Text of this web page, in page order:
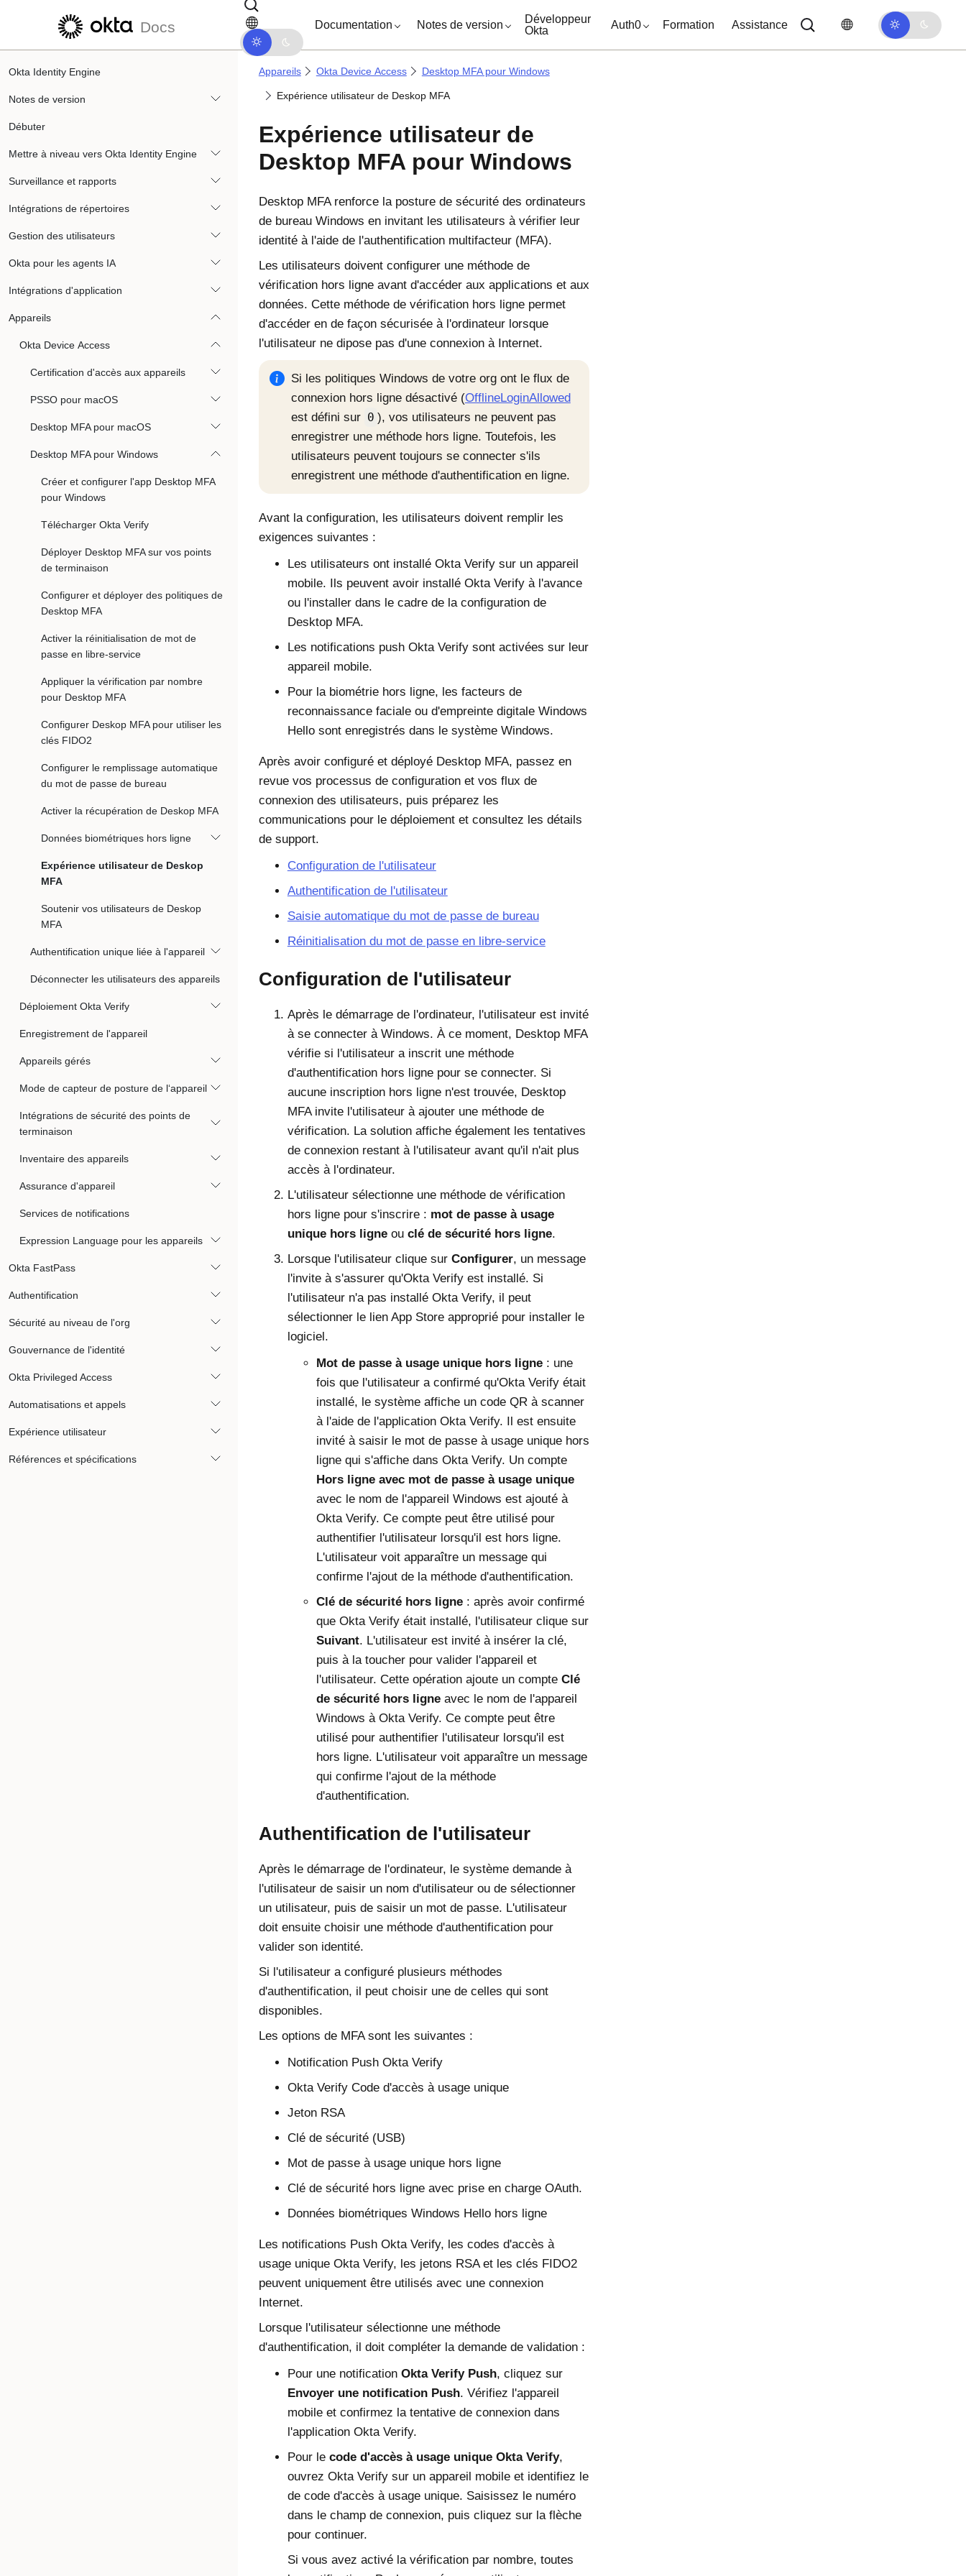
Passer au contenu principal Passer à la navigation dans les documents
Docs Documentation Notes de version
Développeur
Okta
Auth0 Formation Assistance
Okta Identity Engine
Notes de version
Débuter
Mettre à niveau vers Okta Identity Engine
Surveillance et rapports
Intégrations de répertoires
Gestion des utilisateurs
Okta pour les agents IA
Intégrations d'application
Appareils
Okta Device Access
Certification d'accès aux appareils
PSSO pour macOS
Desktop MFA pour macOS
Desktop MFA pour Windows
Créer et configurer l'app Desktop MFA
pour Windows
Télécharger Okta Verify
Déployer Desktop MFA sur vos points
de terminaison
Configurer et déployer des politiques de
Desktop MFA
Activer la réinitialisation de mot de
passe en libre-service
Appliquer la vérification par nombre
pour Desktop MFA
Configurer Deskop MFA pour utiliser les
clés FIDO2
Configurer le remplissage automatique
du mot de passe de bureau
Activer la récupération de Deskop MFA
Données biométriques hors ligne
Expérience utilisateur de Deskop
MFA
Soutenir vos utilisateurs de Deskop
MFA
Authentification unique liée à l'appareil
Déconnecter les utilisateurs des appareils
Déploiement Okta Verify
Enregistrement de l'appareil
Appareils gérés
Mode de capteur de posture de l‘appareil
Intégrations de sécurité des points de
terminaison
Inventaire des appareils
Assurance d'appareil
Services de notifications
Expression Language pour les appareils
Okta FastPass
Authentification
Sécurité au niveau de l'org
Gouvernance de l'identité
Okta Privileged Access
Automatisations et appels
Expérience utilisateur
Références et spécifications
Appareils Okta Device Access Desktop MFA pour Windows
Expérience utilisateur de Deskop MFA
Expérience utilisateur de
Desktop MFA pour Windows
Desktop MFArenforce la posture de sécurité des ordinateurs
de bureau Windows en invitant les utilisateurs à vérifier leur
identité à l'aide de l'authentification multifacteur (MFA).
Les utilisateurs doivent configurer une méthode de
vérification hors ligne avant d'accéder aux applications et aux
données. Cette méthode de vérification hors ligne permet
d'accéder en de façon sécurisée à l'ordinateur lorsque
l'utilisateur ne dipose pas d'une connexion à Internet.
Si les politiques Windows de votre org ont le flux de
connexion hors ligne désactivé (OfflineLoginAllowed
est défini sur 0 ), vos utilisateurs ne peuvent pas
enregistrer une méthode hors ligne. Toutefois, les
utilisateurs peuvent toujours se connecter s'ils
enregistrent une méthode d'authentification en ligne.
Avant la configuration, les utilisateurs doivent remplir les
exigences suivantes :
Les utilisateurs ont installé Okta Verifysur un appareil
mobile. Ils peuvent avoir installé Okta Verifyà l'avance
ou l'installer dans le cadre de la configuration de
Desktop MFA.
Les notifications push Okta Verifysont activées sur leur
appareil mobile.
Pour la biométrie hors ligne, les facteurs de
reconnaissance faciale ou d'empreinte digitale Windows
Hellosont enregistrés dans le système Windows.
Après avoir configuré et déployé Desktop MFA, passez en
revue vos processus de configuration et vos flux de
connexion des utilisateurs, puis préparez les
communications pour le déploiement et consultez les détails
de support.
Configuration de l'utilisateur
Authentification de l'utilisateur
Saisie automatique du mot de passe de bureau
Réinitialisation du mot de passe en libre-service
Configuration de l'utilisateur
Après le démarrage de l'ordinateur, l'utilisateur est invité
à se connecter à Windows. À ce moment, Desktop MFA
vérifie si l'utilisateur a inscrit une méthode
d'authentification hors ligne pour se connecter. Si
aucune inscription hors ligne n'est trouvée, Desktop
MFAinvite l'utilisateur à ajouter une méthode de
vérification. La solution affiche également les tentatives
de connexion restant à l'utilisateur avant qu'il n'ait plus
accès à l'ordinateur.
L'utilisateur sélectionne une méthode de vérification
hors ligne pour s'inscrire : mot de passe à usage
unique hors ligneou clé de sécurité hors ligne.
Lorsque l'utilisateur clique sur Configurer, un message
l'invite à s'assurer qu'Okta Verifyest installé. Si
l'utilisateur n'a pas installé Okta Verify, il peut
sélectionner le lien App Store approprié pour installer le
logiciel.
Mot de passe à usage unique hors ligne: une
fois que l'utilisateur a confirmé qu'Okta Verifyétait
installé, le système affiche un code QR à scanner
à l'aide de l'application Okta Verify. Il est ensuite
invité à saisir le mot de passe à usage unique hors
ligne qui s'affiche dans Okta Verify. Un compte
Hors ligne avec mot de passe à usage unique
avec le nom de l'appareil Windows est ajouté à
Okta Verify. Ce compte peut être utilisé pour
authentifier l'utilisateur lorsqu'il est hors ligne.
L'utilisateur voit apparaître un message qui
confirme l'ajout de la méthode d'authentification.
Clé de sécurité hors ligne: après avoir confirmé
que Okta Verifyétait installé, l'utilisateur clique sur
Suivant. L'utilisateur est invité à insérer la clé,
puis à la toucher pour valider l'appareil et
l'utilisateur. Cette opération ajoute un compte Clé
de sécurité hors ligneavec le nom de l'appareil
Windows à Okta Verify. Ce compte peut être
utilisé pour authentifier l'utilisateur lorsqu'il est
hors ligne. L'utilisateur voit apparaître un message
qui confirme l'ajout de la méthode
d'authentification.
Authentification de l'utilisateur
Après le démarrage de l'ordinateur, le système demande à
l'utilisateur de saisir un nom d'utilisateur ou de sélectionner
un utilisateur, puis de saisir un mot de passe. L'utilisateur
doit ensuite choisir une méthode d'authentification pour
valider son identité.
Si l'utilisateur a configuré plusieurs méthodes
d'authentification, il peut choisir une de celles qui sont
disponibles.
Les options de MFA sont les suivantes :
Notification Push Okta Verify
Okta VerifyCode d'accès à usage unique
Jeton RSA
Clé de sécurité (USB)
Mot de passe à usage unique hors ligne
Clé de sécurité hors ligne avec prise en charge OAuth.
Données biométriques Windows Hellohors ligne
Les notifications Push Okta Verify, les codes d'accès à
usage unique Okta Verify, les jetons RSA et les clés FIDO2
peuvent uniquement être utilisés avec une connexion
Internet.
Lorsque l'utilisateur sélectionne une méthode
d'authentification, il doit compléter la demande de validation :
Pour une notification Okta Verify Push, cliquez sur
Envoyer une notification Push. Vérifiez l'appareil
mobile et confirmez la tentative de connexion dans
l'application Okta Verify.
Pour le code d'accès à usage unique Okta Verify,
ouvrez Okta Verifysur un appareil mobile et identifiez le
de code d'accès à usage unique. Saisissez le numéro
dans le champ de connexion, puis cliquez sur la flèche
pour continuer.
Si vous avez activé la vérification par nombre, toutes